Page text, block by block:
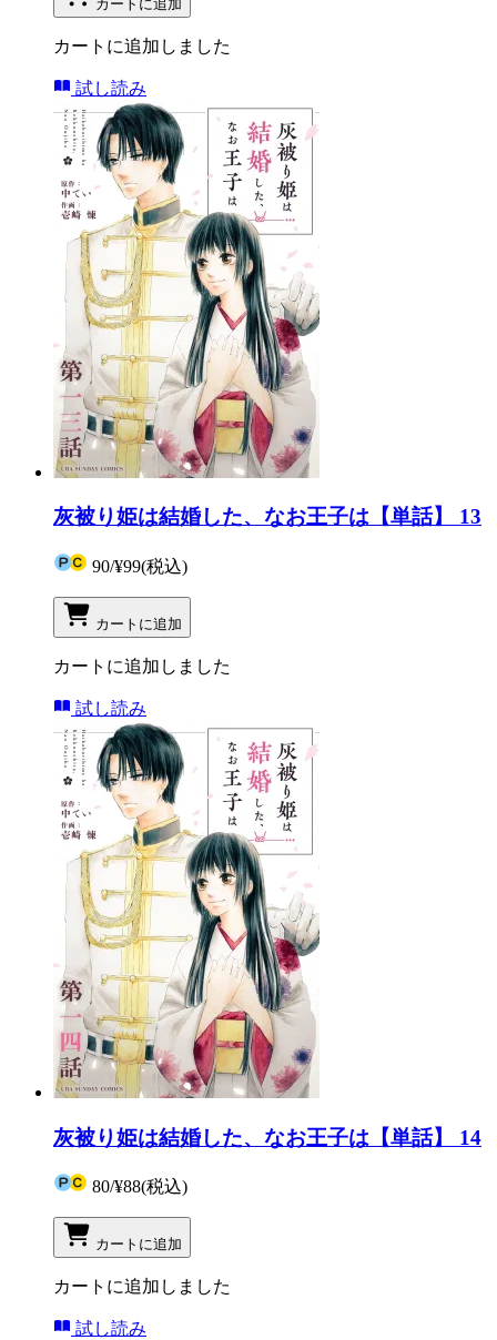
カートに追加
カートに追加しました
試し読み
灰被り姫は結婚した、なお王子は【単話】 13
90/¥99(税込)
カートに追加
カートに追加しました
試し読み
灰被り姫は結婚した、なお王子は【単話】 14
80/¥88(税込)
カートに追加
カートに追加しました
試し読み